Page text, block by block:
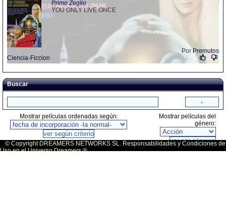
Primo Zeglio
YOU ONLY LIVE ONCE
PorPremutos
Ciencia-Ficcion
Buscar
Mostrar películas ordenadas según:
Mostrar películas del
género:
© Copyright DREAMERS NETWORKS SL. Responsabilidades y Condiciones de
Uso en el Universo Dreamers ®